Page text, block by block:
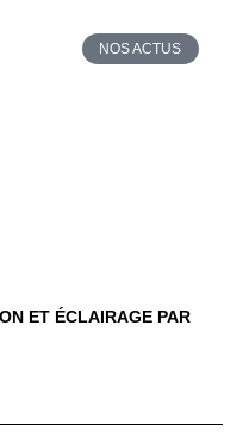
NOS ACTUS
ET ÉCLAIRAGE PAR